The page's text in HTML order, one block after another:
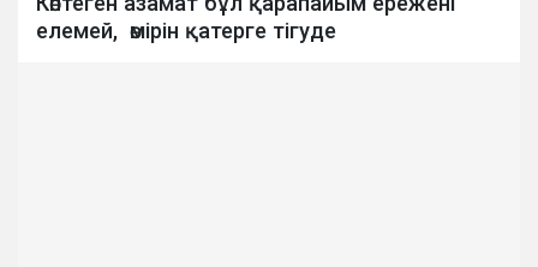
елемей, өмірін қатерге тігуде